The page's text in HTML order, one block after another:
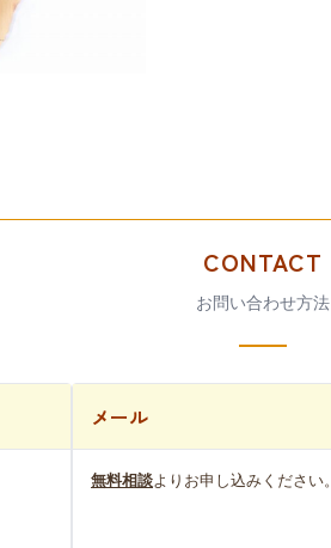
CONTACT
お問い合わせ方法
メール
無料相談よりお申し込みください。